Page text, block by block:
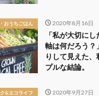
おうちごはん 2020年8月16日
「私が大切に
軸は何だろう？
りして見えた
プルな結論。
&エコライフ 2020年9月27日